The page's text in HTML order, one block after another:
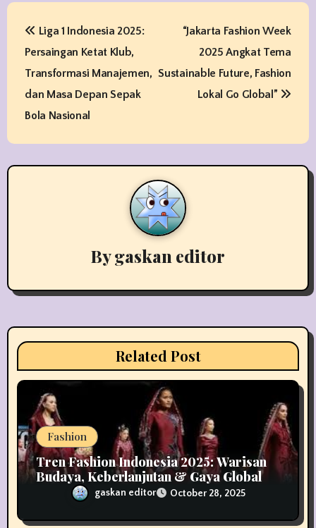
P
n
a
a
i
o
n
Liga 1 Indonesia 2025:
Persaingan Ketat Klub,
Transformasi Manajemen,
dan Masa Depan Sepak
Bola Nasional
“Jakarta Fashion Week
2025 Angkat Tema
Sustainable Future, Fashion
Lokal Go Global”
Bygaskan editor
Related Post
Fashion
Tren Fashion Indonesia 2025: Warisan
Budaya, Keberlanjutan & Gaya Global
gaskan editor October 28, 2025